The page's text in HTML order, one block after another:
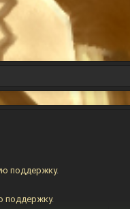
поддержку.
поддержку.